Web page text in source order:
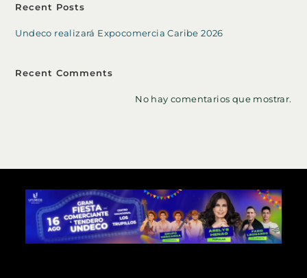
Recent Posts
Undeco realizará Expocomercia Caribe 2026
Recent Comments
No hay comentarios que mostrar.